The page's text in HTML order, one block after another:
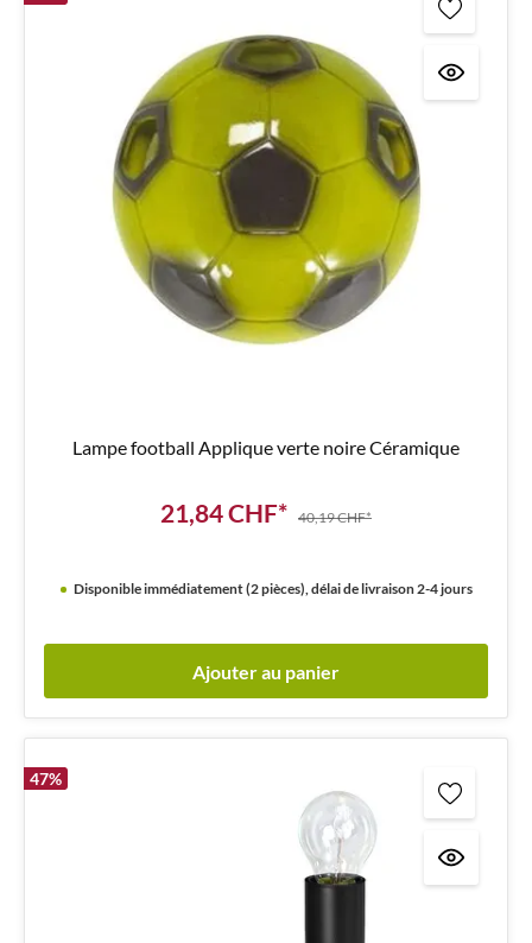
Lampe football Applique verte noire Céramique
21,84 CHF* 40,19 CHF*
Disponible immédiatement (2 pièces), délai de livraison 2-4 jours
Ajouter au panier
47%